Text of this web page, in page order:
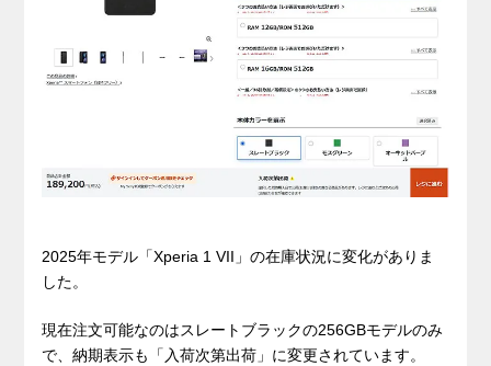
k
g
er
2025年モデル「Xperia 1 VII」の在庫状況に変化がありま
した。
現在注文可能なのはスレートブラックの256GBモデルのみ
で、納期表示も「入荷次第出荷」に変更されています。